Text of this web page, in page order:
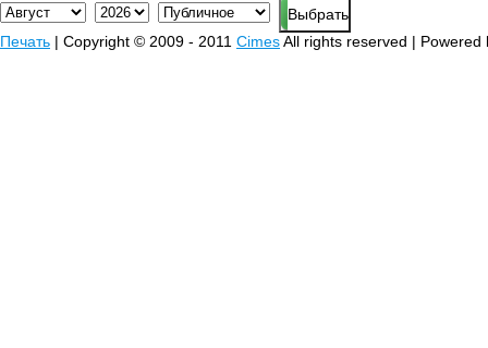
Печать | Copyright © 2009 - 2011 CimesAll rights reserved |